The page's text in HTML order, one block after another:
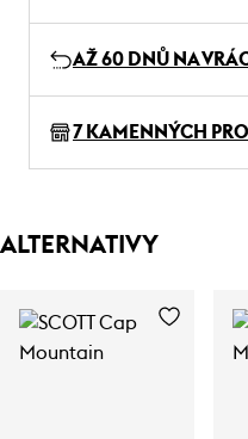
AŽ 60 DNŮ NA
7 KAMENNÝCH
ALTERNATIVY